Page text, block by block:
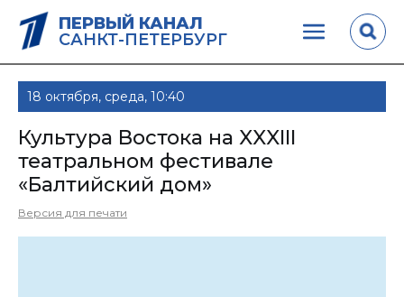
ПЕРВЫЙ КАНАЛ
САНКТ-ПЕТЕРБУРГ
18 октября, среда, 10:40
Культура Востока на XXXIII
театральном фестивале
«Балтийский дом»
Версия для печати